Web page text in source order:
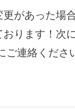
があった場
ります！次
ご連絡くださ